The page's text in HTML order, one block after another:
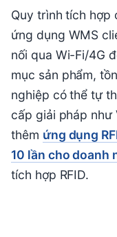
Quy trình tích hợp
ứng dụng WMS
nối qua Wi-Fi/4G
mục sản phẩm,
nghiệp có thể tự
cấp giải pháp như
thêm ứng dụng
10 lần cho doanh
tích hợp RFID.